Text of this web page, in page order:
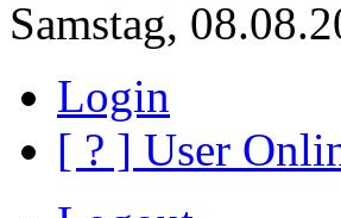
Samstag,
Login
[ ? ] User